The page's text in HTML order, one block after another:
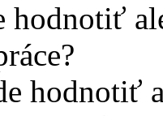
hodnotiť
hodnotiť